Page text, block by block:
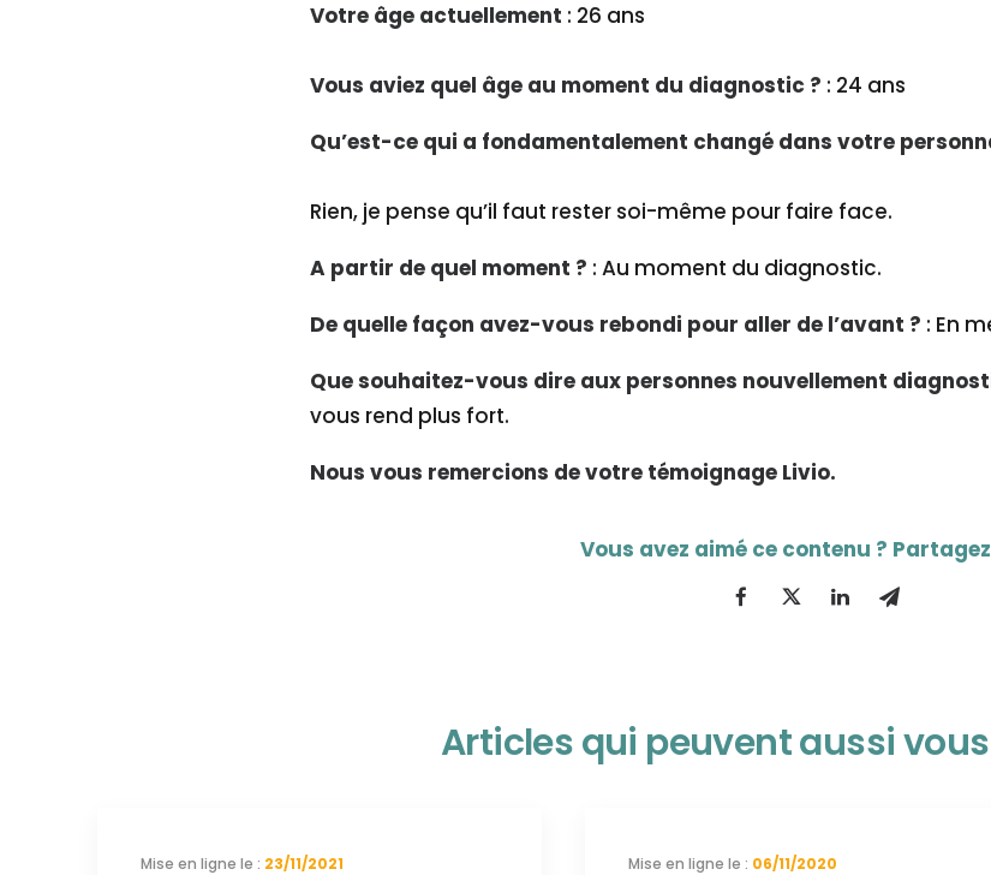
Votre âge actuellement : 26 ans
Vous aviez quel âge au moment du diagnostic ? : 24 ans
Qu’est-ce qui a fondamentalement changé dans votre
Rien, je pense qu’il faut rester soi-même pour faire face.
A partir de quel moment ? : Au moment du diagnostic.
De quelle façon avez-vous rebondi pour aller de l’avant ? : En
Que souhaitez-vous dire aux personnes nouvellement
vous rend plus fort.
Nous vous remercions de votre témoignage Livio.
Articles qui peuvent aussi
23/11/2021 06/11/2020